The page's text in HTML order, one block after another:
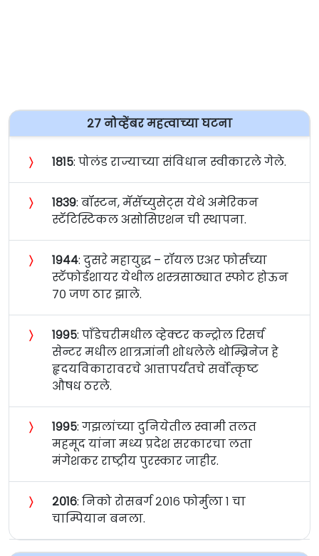
२७ नोव्हेंबर महत्वाच्या घटना
〉 १८१५: पोलंड राज्याच्या संविधान स्वीकारले गेले.
〉 १८३९: बॉस्टन, मॅसॅच्युसेट्स येथे अमेरिकन
स्टॅटिस्टिकल असोसिएशन ची स्थापना.
〉 १९४४: दुसरे महायुद्ध – रॉयल एअर फोर्सच्या
स्टॅफोर्डशायर येथील शस्त्रसाठ्यात स्फोट होऊन
७० जण ठार झाले.
〉 १९९५: पाँडेचरीमधील व्हेक्टर कन्ट्रोल रिसर्च
सेन्टर मधील शात्रज्ञांनी शोधलेले थोम्ब्रिनेज हे
हृदयविकारावरचे आत्तापर्यंतचे सर्वोत्कृष्ट
औषध ठरले.
〉 १९९५: गझलांच्या दुनियेतील स्वामी तलत
महमूद यांना मध्य प्रदेश सरकारचा लता
मंगेशकर राष्ट्रीय पुरस्कार जाहीर.
〉 २०१६: निको रोसबर्ग २०१६ फोर्मुला १ चा
चाम्पियान बनला.